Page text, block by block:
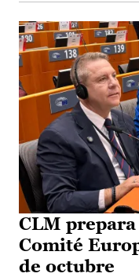
CLM
Comité
de octubre